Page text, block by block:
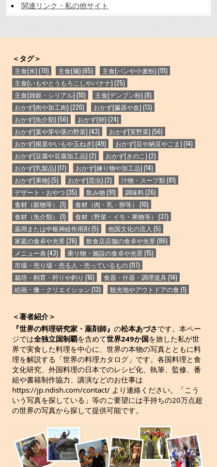
関連リンク・私の他サイト
＜タグ＞
主食(米) (70) 主食(麺) (65) 主食(パンや小麦粉) (111)
主食(いもやとうもろこしやバナナ) (25)
主食(雑穀・シリアル) (10) 主食(デンプン粉) (8)
おかず(肉や加工肉) (220) おかず(臓器や血) (13)
おかず(魚介類) (56) おかず(卵) (24)
おかず(葉や芽や茎の野菜) (43) おかず(実野菜) (56)
おかず(根菜やいもや玉ねぎ) (49) おかず(豆や納豆やごま) (14)
おかず(豆腐や豆腐加工品) (2) おかず(きのこ) (2)
おかず(乳製品) (17) おかず(練り物や加工品) (14)
おかず(果物) (5) おかず(昆虫) (2) 汁物・スープ類(81)
デザート・おやつ (35) 飲み物 (91) 調味料(26)
食材（穀物等） (1) 食材（肉・乳・卵等） (10)
食材（魚介類） (1) 食材（野菜・イモ・果物等） (37)
薬用または中枢神経作用剤(5) 他国文化の流入 (5)
家庭の食卓や光景(26) 飲食店店舗の食卓や光景(86)
メニュー表(43) 乗り物・施設の食卓や光景(15)
市場・売り場・売る人・売っているもの(117)
栽培・飼育・狩りや釣り (16) 食器・什器・調理道具(14)
絵画・像・クリエイション (13) 観光地やアウトドアの食 (1)
＜著者紹介＞
『世界の料理研究家・薬剤師』の松本あづさです。本ペー
ジでは全独立国制覇を含めて世界249か国を旅した私が世
界で実食した料理を中心に、世界の本物の写真とともに料
理を解説する「世界の料理カタログ」です。各国料理と食
文化研究、外国料理の日本でのレシピ化、執筆、監修、番
組や書籍制作協力、講演などのお仕事は
https://jp.ndish.com/contact/ より連絡ください。「こう
いう写真を探している」等のご要望には手持ちの20万点超
の世界の写真から探して提供可能です。